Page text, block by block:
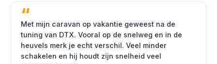
Met mijn caravan op vakantie geweest na de
tuning van DTX. Vooral op de snelweg en in de
heuvels merk je echt verschil. Veel minder
schakelen en hij houdt zijn snelheid veel